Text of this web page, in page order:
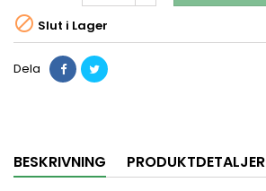
 Slut i Lager
Dela
BESKRIVNING PRODUKTDETALJER